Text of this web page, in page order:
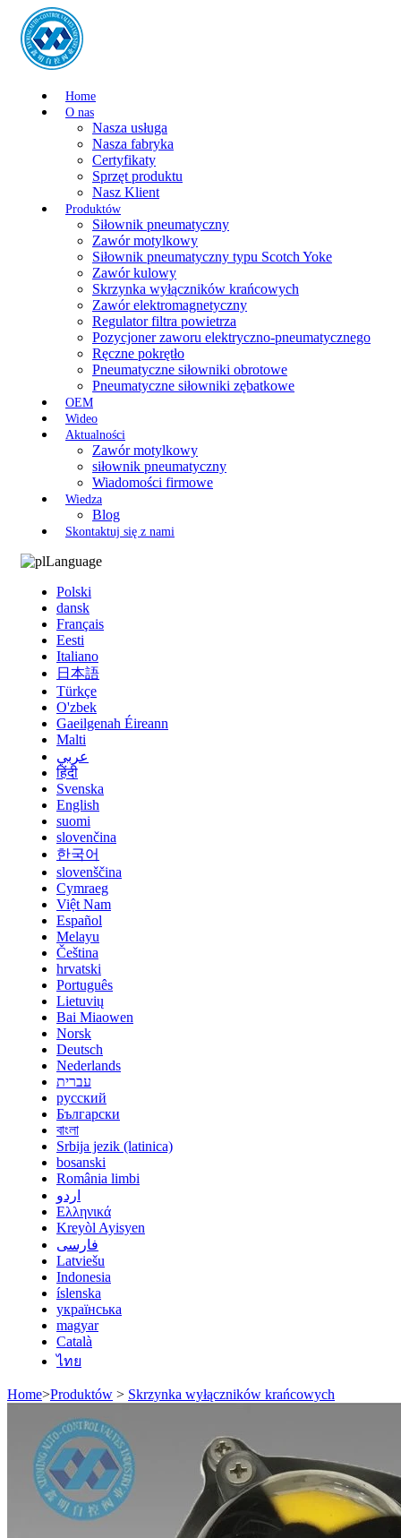
Home
O nas
Nasza usługa
Nasza fabryka
Certyfikaty
Sprzęt produktu
Nasz Klient
Produktów
Siłownik pneumatyczny
Zawór motylkowy
Siłownik pneumatyczny typu Scotch Yoke
Zawór kulowy
Skrzynka wyłączników krańcowych
Zawór elektromagnetyczny
Regulator filtra powietrza
Pozycjoner zaworu elektryczno-pneumatycznego
Ręczne pokrętło
Pneumatyczne siłowniki obrotowe
Pneumatyczne siłowniki zębatkowe
OEM
Wideo
Aktualności
Zawór motylkowy
siłownik pneumatyczny
Wiadomości firmowe
Wiedza
Blog
Skontaktuj się z nami
Language
Polski
dansk
Français
Eesti
Italiano
日本語
Türkçe
O'zbek
Gaeilgenah Éireann
Malti
عربي
हिंदी
Svenska
English
suomi
slovenčina
한국어
slovenščina
Cymraeg
Việt Nam
Español
Melayu
Čeština
hrvatski
Português
Lietuvių
Bai Miaowen
Norsk
Deutsch
Nederlands
עברית
русский
Български
বাংলা
Srbija jezik (latinica)
bosanski
România limbi
اردو
Ελληνικά
Kreyòl Ayisyen
فارسی
Latviešu
Indonesia
íslenska
українська
magyar
Català
ไทย
Home>Produktów > Skrzynka wyłączników krańcowych